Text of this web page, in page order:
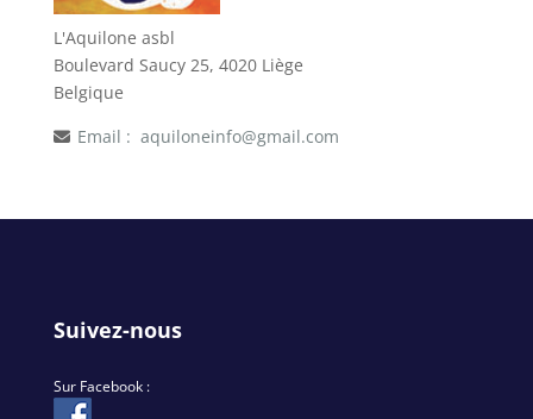
L'Aquilone asbl
Boulevard Saucy 25, 4020 Liège
Belgique
Email : aquiloneinfo@gmail.com
Suivez-nous
Sur Facebook :